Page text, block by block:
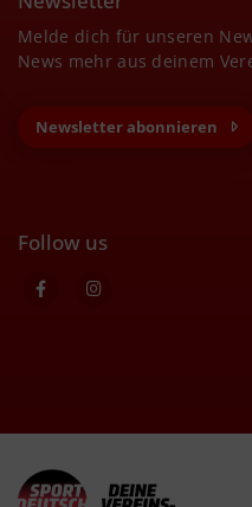
Melde dich für unseren
News mehr aus deinem
Newsletter abonnieren
Follow us